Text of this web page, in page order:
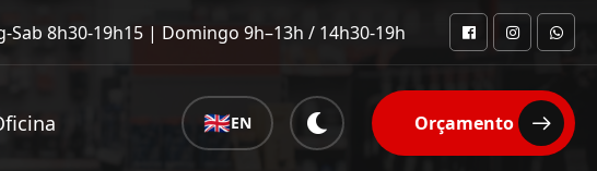
Sab 8h30-19h15 | Domingo 9h–13h / 14h30-19h
🇬🇧EN Orçamento